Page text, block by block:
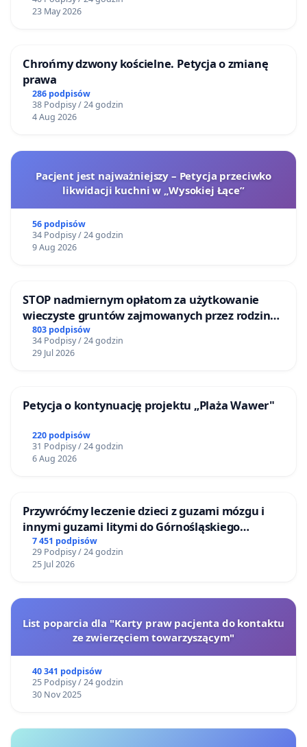
23 May 2026
Chrońmy dzwony kościelne. Petycja o zmianę
prawa
286 podpisów
38 Podpisy / 24 godzin
4 Aug 2026
Pacjent jest najważniejszy – Petycja przeciwko
likwidacji kuchni w „Wysokiej Łące”
56 podpisów
34 Podpisy / 24 godzin
9 Aug 2026
STOP nadmiernym opłatom za użytkowanie
wieczyste gruntów zajmowanych przez rodzinne
ogrody działkowe.
803 podpisów
34 Podpisy / 24 godzin
29 Jul 2026
Petycja o kontynuację projektu „Plaża Wawer"
220 podpisów
31 Podpisy / 24 godzin
6 Aug 2026
Przywróćmy leczenie dzieci z guzami mózgu i
innymi guzami litymi do Górnośląskiego
Centrum Zdrowia Dziecka w Katowicach
7 451 podpisów
29 Podpisy / 24 godzin
25 Jul 2026
List poparcia dla "Karty praw pacjenta do kontaktu
ze zwierzęciem towarzyszącym"
40 341 podpisów
25 Podpisy / 24 godzin
30 Nov 2025